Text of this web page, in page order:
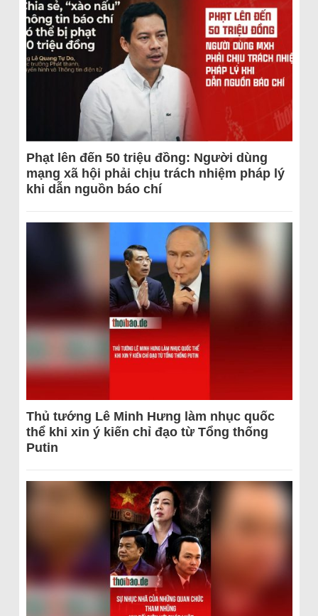
Phạt lên đến 50 triệu đồng: Người dùng
mạng xã hội phải chịu trách nhiệm pháp lý
khi dẫn nguồn báo chí
Thủ tướng Lê Minh Hưng làm nhục quốc
thể khi xin ý kiến chỉ đạo từ Tổng thống
Putin